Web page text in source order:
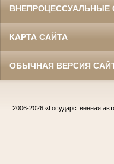
ВНЕПРОЦЕССУАЛЬНЫЕ
КАРТА САЙТА
ОБЫЧНАЯ ВЕРСИЯ
2006-2026 «Государственная